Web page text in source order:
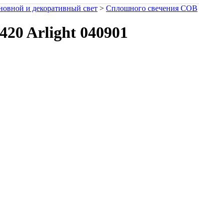
и декоративный свет > Сплошного свечения COB
Arlight 040901